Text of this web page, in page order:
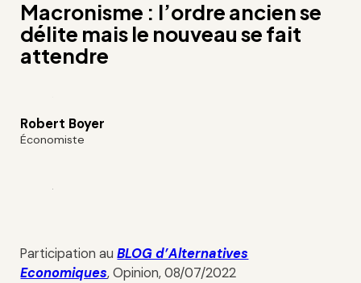
Macronisme : l’ordre ancien se
délite mais le nouveau se fait
attendre
Robert Boyer
Économiste
Participation auBLOG d’Alternatives
Economiques, Opinion, 08/07/2022